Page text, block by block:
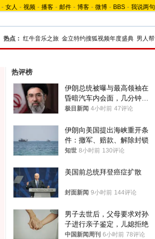
- 女人 - 视频 - 播客 - 邮件 - 博客 - 微博 - BBS - 我说两句
热点： 红牛音乐之旅 金立特约搜狐视频年度盛典 男人帮
热评榜
伊朗总统被曝与最高领袖在
昏暗汽车内会面，几分钟里
只能靠声音交谈难辨真假
极目新闻 4小时前 47评论
伊朗向美国提出海峡重开条
件：撤军、赔款、解除封锁
知世 8小时前 130评论
美国前总统拜登癌症扩散
封面新闻 9小时前 144评论
男子去世后，父母要求对孙
子进行亲子鉴定，儿媳拒绝
中国新闻周刊 6小时前 78评论